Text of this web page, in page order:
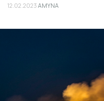
12.02.2023ΑΜΥΝΑ